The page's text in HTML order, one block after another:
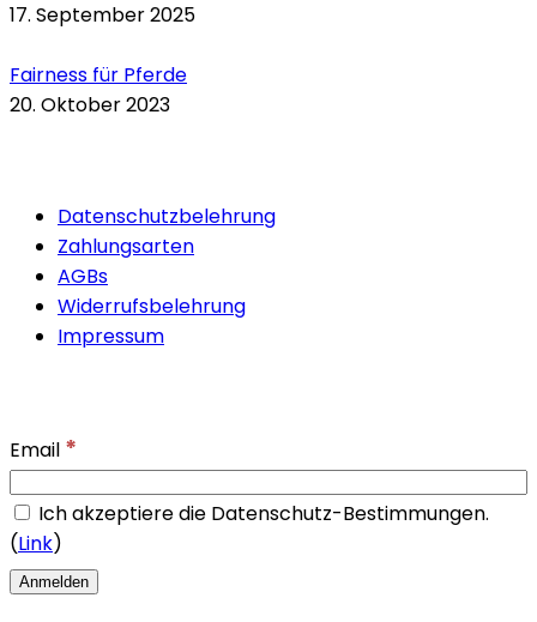
17. September 2025
Fairness für Pferde
20. Oktober 2023
Datenschutzbelehrung
Zahlungsarten
AGBs
Widerrufsbelehrung
Impressum
Email *
Ich akzeptiere die Datenschutz-Bestimmungen.
(Link)